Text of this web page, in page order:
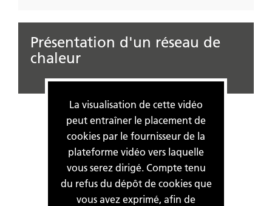
Présentation d'un réseau de
chaleur
La visualisation de cette vidéo
peut entraîner le placement de
cookies par le fournisseur de la
plateforme vidéo vers laquelle
vous serez dirigé. Compte tenu
du refus du dépôt de cookies que
vous avez exprimé, afin de